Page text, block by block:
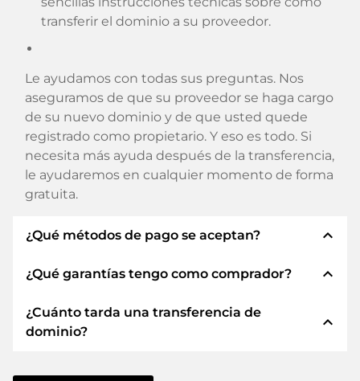
transferir el dominio a su proveedor.
Le ayudamos con todas sus preguntas. Nos
aseguramos de que su proveedor se haga cargo
de su nuevo dominio y de que usted quede
registrado como propietario. Y eso es todo. Si
necesita más ayuda después de la transferencia,
le ayudaremos en cualquier momento de forma
gratuita.
¿Qué métodos de pago se aceptan? expand_less
Utilizamos SEPA como prepago y utilizamos
para los métodos de pago disponibles como:
Tarjetas de crédito, PayPal, Klarna, ApplePay,
¿Qué garantías tengo como comprador? expand_less
Siempre le garantizamos como comprador las
siguientes seguridades. Esto es lo que
¿Cuánto tarda una transferencia de
dominio?
expand_less
La transferencia de dominio a un nuevo